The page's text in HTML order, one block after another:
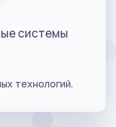
системы
технологий.